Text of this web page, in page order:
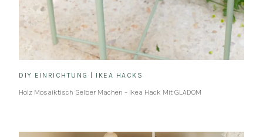
DIY EINRICHTUNG IKEA HACKS
Holz Mosaiktisch Selber Machen – Ikea Hack Mit GLADOM